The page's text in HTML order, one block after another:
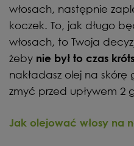
włosach, następnie
koczek. To, jak długo
włosach, to Twoja
żeby nie był to czas
nakładasz olej na skórę
zmyć przed upływem 2
Jak olejować włosy na